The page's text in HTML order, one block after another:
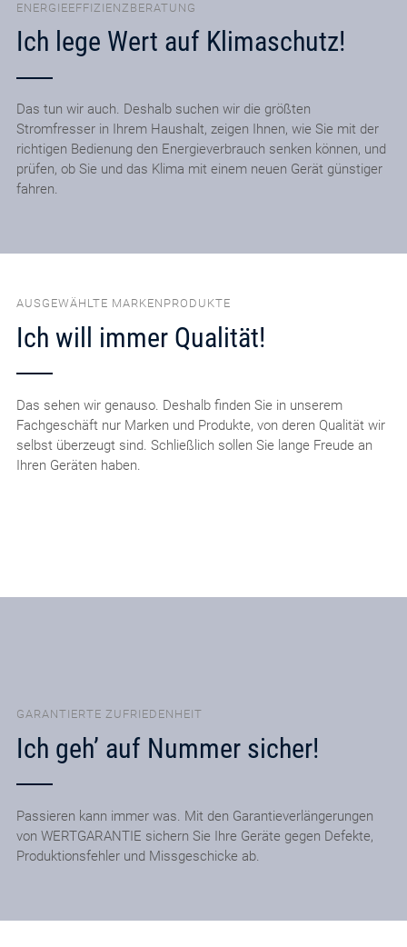
ENERGIEEFFIZIENZBERATUNG
Ich lege Wert auf Klimaschutz!
Das tun wir auch. Deshalb suchen wir die größten
Stromfresser in Ihrem Haushalt, zeigen Ihnen, wie Sie mit der
richtigen Bedienung den Energieverbrauch senken können, und
prüfen, ob Sie und das Klima mit einem neuen Gerät günstiger
fahren.
AUSGEWÄHLTE MARKENPRODUKTE
Ich will immer Qualität!
Das sehen wir genauso. Deshalb finden Sie in unserem
Fachgeschäft nur Marken und Produkte, von deren Qualität wir
selbst überzeugt sind. Schließlich sollen Sie lange Freude an
Ihren Geräten haben.
GARANTIERTE ZUFRIEDENHEIT
Ich geh’ auf Nummer sicher!
Passieren kann immer was. Mit den Garantieverlängerungen
von WERTGARANTIE sichern Sie Ihre Geräte gegen Defekte,
Produktionsfehler und Missgeschicke ab.